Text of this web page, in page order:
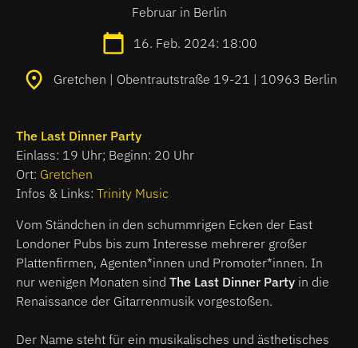
Februar in Berlin
16. Feb. 2024: 18:00
Gretchen | Obentrautstraße 19-21 | 10963 Berlin
The Last Dinner Party
Einlass: 19 Uhr; Beginn: 20 Uhr
Ort: Gretchen
Infos & Links: Trinity Music
Vom Ständchen in den schummrigen Ecken der East
Londoner Pubs bis zum Interesse mehrerer großer
Plattenfirmen, Agenten*innen und Promoter*innen. In
nur wenigen Monaten sind The Last Dinner Party in die
Renaissance der Gitarrenmusik vorgestoßen.
Der Name steht für ein musikalisches und ästhetisches